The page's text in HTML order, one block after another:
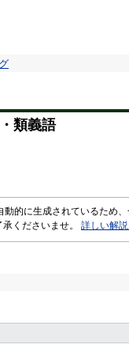
類義語
的に生成されているため
くださいませ。 詳しい解